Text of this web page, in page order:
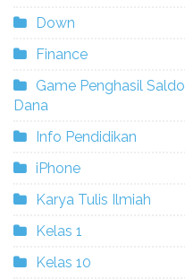
Down
Finance
Game Penghasil Saldo
Dana
Info Pendidikan
iPhone
Karya Tulis Ilmiah
Kelas 1
Kelas 10